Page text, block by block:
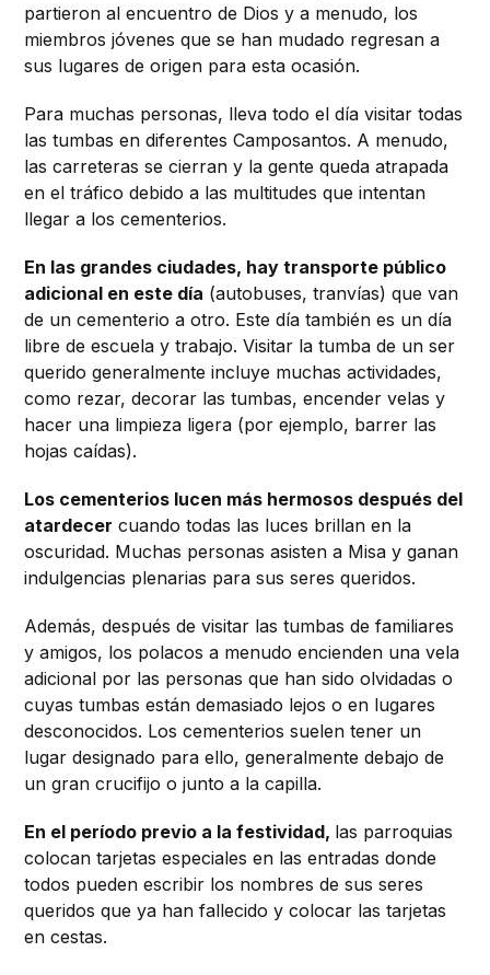
partieron al encuentro de Dios y a menudo, los
miembros jóvenes que se han mudado regresan a
sus lugares de origen para esta ocasión.
Para muchas personas, lleva todo el día visitar todas
las tumbas en diferentes Camposantos. A menudo,
las carreteras se cierran y la gente queda atrapada
en el tráfico debido a las multitudes que intentan
llegar a los cementerios.
En las grandes ciudades, hay transporte público
adicional en este día (autobuses, tranvías) que van
de un cementerio a otro. Este día también es un día
libre de escuela y trabajo. Visitar la tumba de un ser
querido generalmente incluye muchas actividades,
como rezar, decorar las tumbas, encender velas y
hacer una limpieza ligera (por ejemplo, barrer las
hojas caídas).
Los cementerios lucen más hermosos después del
atardecer cuando todas las luces brillan en la
oscuridad. Muchas personas asisten a Misa y ganan
indulgencias plenarias para sus seres queridos.
Además, después de visitar las tumbas de familiares
y amigos, los polacos a menudo encienden una vela
adicional por las personas que han sido olvidadas o
cuyas tumbas están demasiado lejos o en lugares
desconocidos. Los cementerios suelen tener un
lugar designado para ello, generalmente debajo de
un gran crucifijo o junto a la capilla.
En el período previo a la festividad, las parroquias
colocan tarjetas especiales en las entradas donde
todos pueden escribir los nombres de sus seres
queridos que ya han fallecido y colocar las tarjetas
en cestas.